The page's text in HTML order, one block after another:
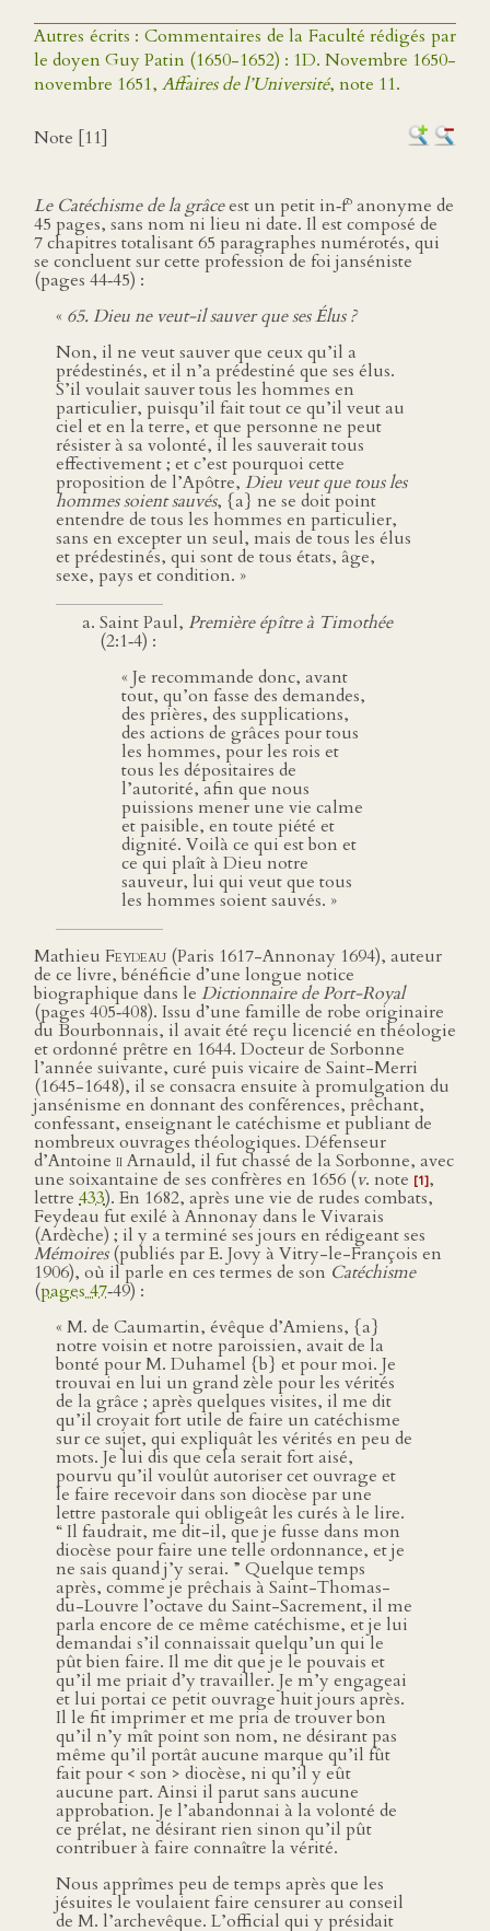
Autres écrits : Commentaires de la Faculté rédigés par
le doyen Guy Patin (1650-1652) : 1D. Novembre 1650-
novembre 1651, Affaires de l’Université, note 11.
Note [11]
Le Catéchisme de la grâceest un petit in‑fo anonyme de
45 pages, sans nom ni lieu ni date. Il est composé de
7 chapitres totalisant 65 paragraphes numérotés, qui
se concluent sur cette profession de foi janséniste
(pages 44‑45) :
« 65. Dieu ne veut-il sauver que ses Élus ?
Non, il ne veut sauver que ceux qu’il a
prédestinés, et il n’a prédestiné que ses élus.
S’il voulait sauver tous les hommes en
particulier, puisqu’il fait tout ce qu’il veut au
ciel et en la terre, et que personne ne peut
résister à sa volonté, il les sauverait tous
effectivement ; et c’est pourquoi cette
proposition de l’Apôtre, Dieu veut que tous les
hommes soient sauvés, {a} ne se doit point
entendre de tous les hommes en particulier,
sans en excepter un seul, mais de tous les élus
et prédestinés, qui sont de tous états, âge,
sexe, pays et condition. »
Saint Paul, Première épître à Timothée
(2:1‑4) :
« Je recommande donc, avant
tout, qu’on fasse des demandes,
des prières, des supplications,
des actions de grâces pour tous
les hommes, pour les rois et
tous les dépositaires de
l’autorité, afin que nous
puissions mener une vie calme
et paisible, en toute piété et
dignité. Voilà ce qui est bon et
ce qui plaît à Dieu notre
sauveur, lui qui veut que tous
les hommes soient sauvés. »
Mathieu Feydeau (Paris 1617-Annonay 1694), auteur
de ce livre, bénéficie d’une longue notice
biographique dans le Dictionnaire de Port-Royal
(pages 405‑408). Issu d’une famille de robe originaire
du Bourbonnais, il avait été reçu licencié en théologie
et ordonné prêtre en 1644. Docteur de Sorbonne
l’année suivante, curé puis vicaire de Saint-Merri
(1645-1648), il se consacra ensuite à promulgation du
jansénisme en donnant des conférences, prêchant,
confessant, enseignant le catéchisme et publiant de
nombreux ouvrages théologiques. Défenseur
d’Antoine iiArnauld, il fut chassé de la Sorbonne, avec
une soixantaine de ses confrères en 1656 (v. note [1],
lettre 433). En 1682, après une vie de rudes combats,
Feydeau fut exilé à Annonay dans le Vivarais
(Ardèche) ; il y a terminé ses jours en rédigeant ses
Mémoires(publiés par E. Jovy à Vitry-le-François en
1906), où il parle en ces termes de son Catéchisme
(pages 47‑49) :
« M. de Caumartin, évêque d’Amiens, {a}
notre voisin et notre paroissien, avait de la
bonté pour M. Duhamel {b} et pour moi. Je
trouvai en lui un grand zèle pour les vérités
de la grâce ; après quelques visites, il me dit
qu’il croyait fort utile de faire un catéchisme
sur ce sujet, qui expliquât les vérités en peu de
mots. Je lui dis que cela serait fort aisé,
pourvu qu’il voulût autoriser cet ouvrage et
le faire recevoir dans son diocèse par une
lettre pastorale qui obligeât les curés à le lire.
“ Il faudrait, me dit-il, que je fusse dans mon
diocèse pour faire une telle ordonnance, et je
ne sais quand j’y serai. ” Quelque temps
après, comme je prêchais à Saint-Thomas-
du-Louvre l’octave du Saint-Sacrement, il me
parla encore de ce même catéchisme, et je lui
demandai s’il connaissait quelqu’un qui le
pût bien faire. Il me dit que je le pouvais et
qu’il me priait d’y travailler. Je m’y engageai
et lui portai ce petit ouvrage huit jours après.
Il le fit imprimer et me pria de trouver bon
qu’il n’y mît point son nom, ne désirant pas
même qu’il portât aucune marque qu’il fût
fait pour < son > diocèse, ni qu’il y eût
aucune part. Ainsi il parut sans aucune
approbation. Je l’abandonnai à la volonté de
ce prélat, ne désirant rien sinon qu’il pût
contribuer à faire connaître la vérité.
Nous apprîmes peu de temps après que les
jésuites le voulaient faire censurer au conseil
de M. l’archevêque. L’official qui y présidait